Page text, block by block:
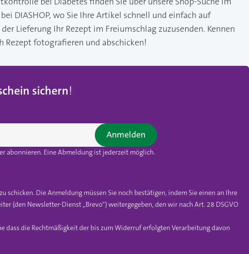
DIASHOP, wo Sie Ihre Artikel schnell und einfach auf
Lieferung Ihr Rezept im Freiumschlag zuzusenden. Kennen
Rezept fotografieren und abschicken!
sichern!
abonnieren. Eine Abmeldung ist jederzeit möglich.
Anmelden
Die Anmeldung müssen Sie noch bestätigen, indem Sie einen an Ihre
(den Newsletter-Dienst „Brevo“) weitergegeben, den wir nach Art. 28 DSGVO
die Rechtmäßigkeit der bis zum Widerruf erfolgten Verarbeitung davon